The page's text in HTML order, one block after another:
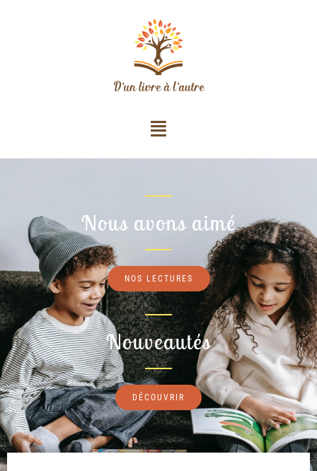
Nous avons aimé
NOS LECTURES
Nouveautés
DÉCOUVRIR